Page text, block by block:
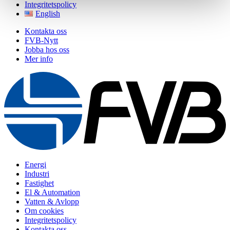
Integritetspolicy
English
Kontakta oss
FVB-Nytt
Jobba hos oss
Mer info
Energi
Industri
Fastighet
El & Automation
Vatten & Avlopp
Om cookies
Integritetspolicy